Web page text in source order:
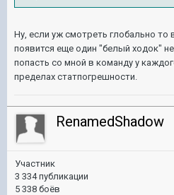
Ну, если уж смотреть глобально то
появится еще один "белый ходок"
попасть со мной в команду у
пределах статпогрешности.
RenamedShadow
Участник
3 334 публикации
5 338 боёв